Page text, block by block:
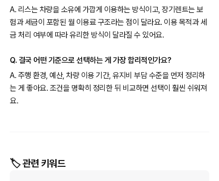
A. 리스는 차량을 소유에 가깝게 이용하는 방식이고, 장기렌트는 보
험과 세금이 포함된 월 이용료 구조라는 점이 달라요. 이용 목적과 세
금 처리 여부에 따라 유리한 방식이 달라질 수 있어요.
Q. 결국 어떤 기준으로 선택하는 게 가장 합리적인가요?
A. 주행 환경, 예산, 차량 이용 기간, 유지비 부담 수준을 먼저 정리하
는 게 좋아요. 조건을 명확히 정리한 뒤 비교하면 선택이 훨씬 쉬워져
요.
🏷️ 관련 키워드